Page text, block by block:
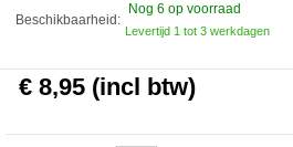
Beschikbaarheid:
Nog 6 op voorraad
Levertijd 1 tot 3 werkdagen
€ 8,95 (incl btw)